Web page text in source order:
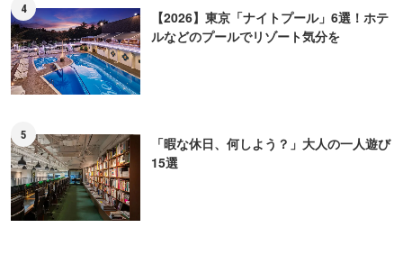
4
【2026】東京「ナイトプール」6選！ホテ
ルなどのプールでリゾート気分を
5
「暇な休日、何しよう？」大人の一人遊び
15選